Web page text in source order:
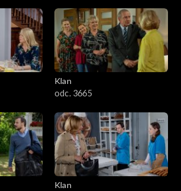
Klan
odc. 3665
Klan